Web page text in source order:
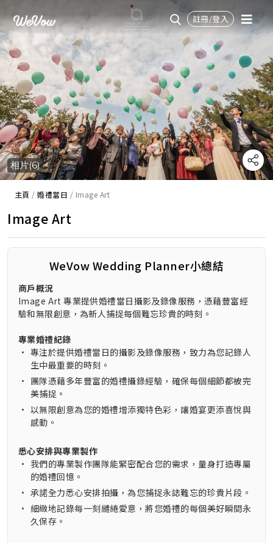
註冊/登入
相片(6)
主頁 /婚禮當日 / Image Art
Image Art
WeVow Wedding Planner小總結
商戶概況
Image Art 專業提供婚禮當日攝影及錄像服務，憑藉豐富經
驗和無限創意，為新人捕捉每個難忘珍貴的時刻。
專業婚禮紀錄
• 專注於提供婚禮當日的攝影及錄像服務，致力為您記錄人
生中最重要的時刻。
• 團隊憑藉多年豐富的婚禮攝錄經驗，確保每個細節都被完
美捕捉。
• 以無限創意為您的婚禮增添獨特色彩，讓婚宴更添喜悅與
感動。
悉心安排與專業製作
• 我們的專業製作團隊能緊密配合您的需求，量身打造專屬
的婚禮回憶。
• 承諾全力悉心安排拍攝，為您捕捉永誌難忘的珍貴片段。
• 細緻地記錄每一刻繾綣愛意，將您婚禮的每個美好瞬間永
久保存。